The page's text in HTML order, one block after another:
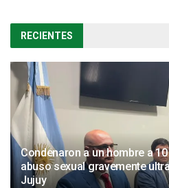
RECIENTES
Condenaron a un hombre a
abuso sexual gravemente
Jujuy